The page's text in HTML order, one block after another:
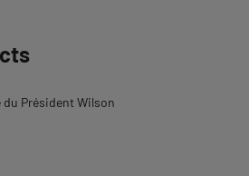
du Président Wilson